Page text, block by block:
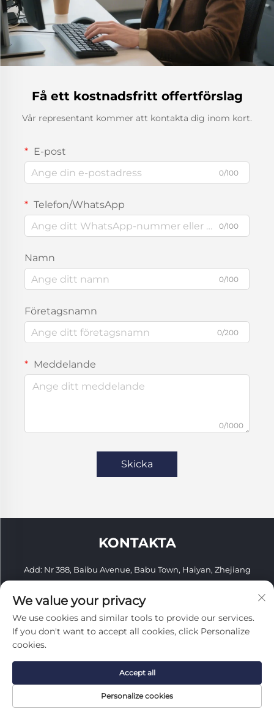
Få ett kostnadsfritt offertförslag
Vår representant kommer att kontakta dig inom kort.
E-post
0/100
Telefon/WhatsApp
0/100
Namn
0/100
Företagsnamn
0/200
Meddelande
0/1000
Skicka
KONTAKTA
Add: Nr 388, Baibu Avenue, Babu Town, Haiyan, Zhejiang
Mobil:+86-18368351143
And Export Co., Ltd. Alla rättigheter förbehållna.
Integritetspolicy
We value your privacy
We use cookies and similar tools to provide our services.
If you don't want to accept all cookies, click Personalize
cookies.
Personalize cookies
Accept all